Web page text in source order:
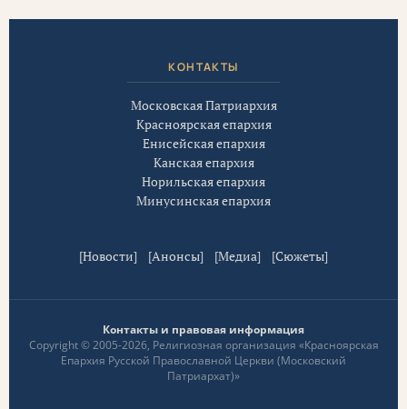
КОНТАКТЫ
Московская Патриархия
Красноярская епархия
Енисейская епархия
Канская епархия
Норильская епархия
Минусинская епархия
[Новости] [Анонсы] [Медиа] [Сюжеты]
Контакты и правовая информация
Copyright © 2005-2026, Религиозная организация «Красноярская
Епархия Русской Православной Церкви (Московский
Патриархат)»